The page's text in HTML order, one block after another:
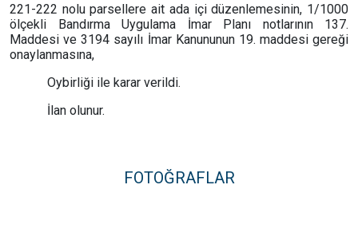
221-222 nolu parsellere ait ada içi düzenlemesinin, 1/1000
ölçekli Bandırma Uygulama İmar Planı notlarının 137.
Maddesi ve 3194 sayılı İmar Kanununun 19. maddesi gereği
onaylanmasına,
Oybirliği ile karar verildi.
İlan olunur.
FOTOĞRAFLAR